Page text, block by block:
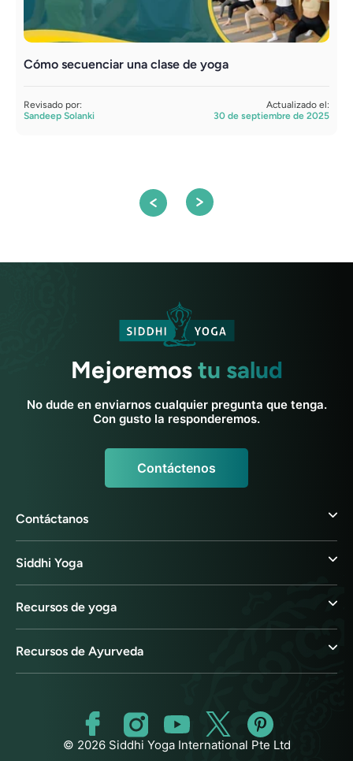
Cómo secuenciar una clase de yoga
Revisado por:
Sandeep Solanki
Actualizado el:
30 de septiembre de 2025
Mejoremostu salud
No dude en enviarnos cualquier pregunta que tenga.
Con gusto la responderemos.
Contáctenos
Contáctanos
Siddhi Yoga
Recursos de yoga
Recursos de Ayurveda
© 2026 Siddhi Yoga International Pte Ltd